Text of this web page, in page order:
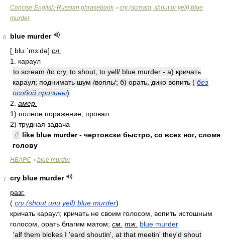
Concise English-Russian phrasebook > cry (scream, shout or yell) blue
murder
6
blue murder
[͵blu:ʹmɜ:də] сл.
1. караул
to scream /to cry, to shout, to yell/ blue murder - а) кричать
караул; поднимать шум /вопль/; б) орать, дико вопить ( без
особой причины)
2. амер.
1) полное поражение, провал
2) трудная задача
♢ like blue murder - чертовски быстро, со всех ног, сломя
голову
НБАРС > blue murder
7
cry blue murder
разг.
( cry (shout или yell) blue murder)
кричать караул; кричать не своим голосом, вопить истошным
голосом, орать благим матом; см. тж. blue murder
'alf them blokes I 'eard shoutin', at that meetin' they'd shout